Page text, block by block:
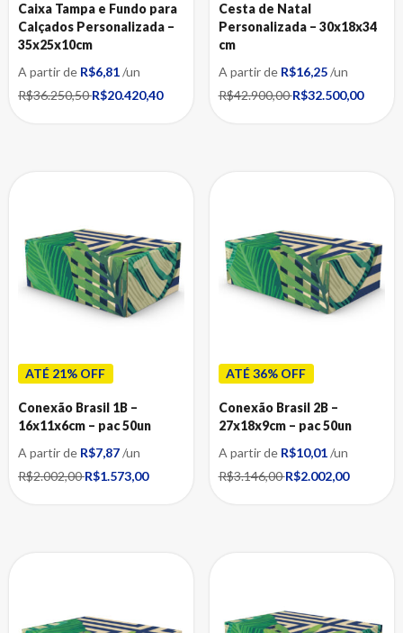
Caixa Tampa e Fundo para
Calçados Personalizada –
35x25x10cm
A partir de R$6,81/un
R$36.250,50R$20.420,40
Cesta de Natal
Personalizada – 30x18x34
cm
A partir de R$16,25/un
R$42.900,00R$32.500,00
ATÉ 21% OFF
Conexão Brasil 1B –
16x11x6cm – pac 50un
A partir de R$7,87/un
R$2.002,00R$1.573,00
ATÉ 36% OFF
Conexão Brasil 2B –
27x18x9cm – pac 50un
A partir de R$10,01/un
R$3.146,00R$2.002,00